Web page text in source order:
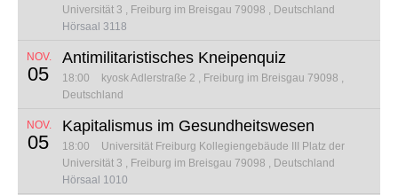
Universität 3
Freiburg im Breisgau 79098
Deutschland
Hörsaal 3118
NOV.
05
Antimilitaristisches Kneipenquiz
18:00 kyoskAdlerstraße 2
Freiburg im Breisgau 79098
Deutschland
NOV.
05
Kapitalismus im Gesundheitswesen
18:00 Universität Freiburg Kollegiengebäude III Platz der
Universität 3
Freiburg im Breisgau 79098
Deutschland
Hörsaal 1010